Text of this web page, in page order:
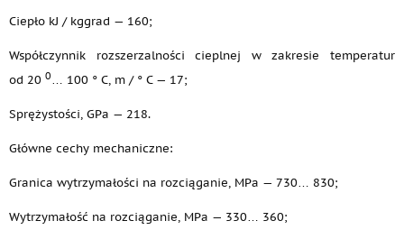
Ciepło kJ / kggrad — 160;
Współczynnik rozszerzalności cieplnej w zakresie temperatur
od 20 0… 100 ° C, m / ° C — 17;
Sprężystości, GPa — 218.
Główne cechy mechaniczne:
Granica wytrzymałości na rozciąganie, MPa — 730… 830;
Wytrzymałość na rozciąganie, MPa — 330… 360;